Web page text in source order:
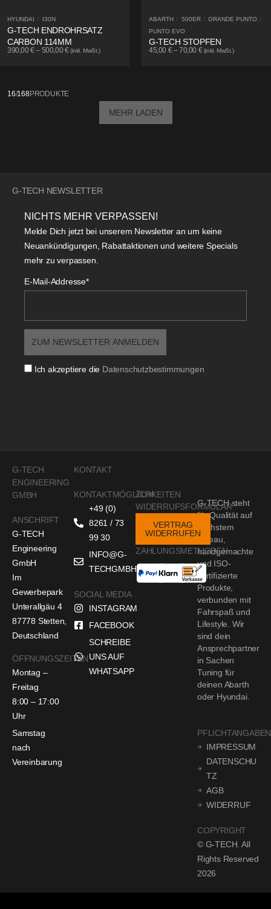
HYUNDAI / I30N
G-TECH ENDROHRSATZ
CARBON 114MM
390,00€– 500,00€ (inkl. MwSt.)
ABARTH / 500ER / GRANDE PUNTO /
PUNTO EVO
G-TECH STOPFEN
45,00 €–70,00 € (inkl. MwSt.)
16/168PRODUKTE
MEHR LADEN
G-TECH NEWSLETTER
NICHTS MEHR VERPASSEN!
Melde Dich jetzt bei unserem Newsletter an um keine
Neuankündigungen, Rabattaktionen und weitere Specials
mehr zu verpassen.
E-Mail-Addresse*
Ich akzeptiere die Datenschutzbestimmungen
G-TECH steht
für Qualität auf
höchstem
Niveau,
handgemachte
und ISO-
zertifizierte
Produkte,
verbunden mit
Fahrspaß und
Lifestyle. Wir
sind dein
Ansprechpartner
in Sachen
Tuning für
deinen Abarth
oder Hyundai.
PFLICHTANGABEN
IMPRESSUM
DATENSCHU
TZ
AGB
WIDERRUF
COPYRIGHT
© G-TECH. All
Rights Reserved
2026
G-TECH
ENGINEERING
GMBH
ANSCHRIFT
G-TECH
Engineering
GmbH
Im
Gewerbepark
Unterallgäu 4
87778 Stetten,
Deutschland
ÖFFNUNGSZEITEN
Montag –
Freitag
8:00 – 17:00
Uhr
Samstag
nach
Vereinbarung
KONTAKT
KONTAKTMÖGLICHKEITEN
+49 (0)
8261 / 73
99 30
INFO@G-
TECHGMBH.DE
SOCIAL MEDIA
INSTAGRAM
FACEBOOK
SCHREIBE
UNS AUF
WHATSAPP
ZUM
WIDERRUFSFORMULAR
VERTRAG
WIDERRUFEN
ZAHLUNGSMETHODEN